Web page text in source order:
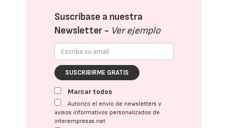
Suscríbase a nuestra
Newsletter - Ver ejemplo
SUSCRIBIRME GRATIS
Marcar todos
Autorizo el envío de newsletters y
avisos informativos personalizados de
interempresas.net